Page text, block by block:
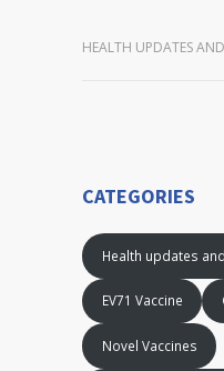
HEALTH UPDATES
CATEGORIES
Health updates
EV71 Vaccine
Novel Vaccines